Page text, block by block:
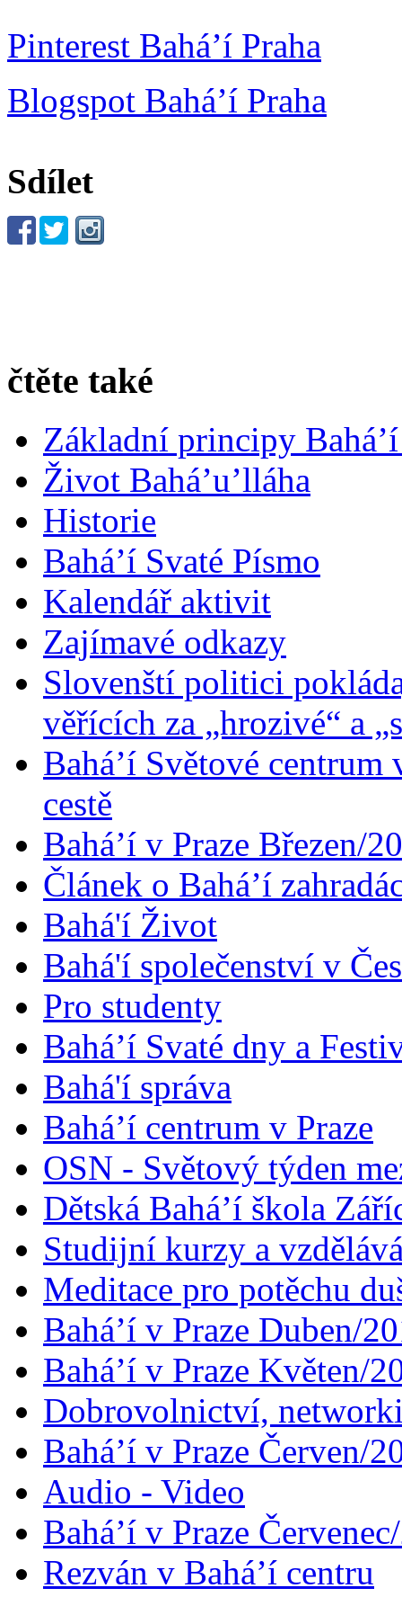
Pinterest Bahá’í Praha
Blogspot Bahá’í Praha
Sdílet
čtěte také
Základní principy
Život Bahá’u’lláha
Historie
Bahá’í Svaté Písmo
Kalendář aktivit
Zajímavé odkazy
Slovenští politici
věřících za „hrozivé“ a
Bahá’í Světové
cestě
Bahá’í v Praze Březen/
Článek o Bahá’í
Bahá'í Život
Bahá'í společenství v
Pro studenty
Bahá’í Svaté dny a
Bahá'í správa
Bahá’í centrum v Praze
OSN - Světový týden
Dětská Bahá’í škola
Studijní kurzy a
Meditace pro potěchu
Bahá’í v Praze Duben/
Bahá’í v Praze Květen/
Dobrovolnictví,
Bahá’í v Praze Červen/
Audio - Video
Bahá’í v Praze
Rezván v Bahá’í centru